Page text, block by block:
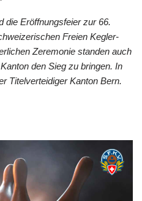
die Eröffnungsfeier zur 66.
Freien Kegler-
Zeremonie standen auch
den Sieg zu bringen. In
Titelverteidiger Kanton Bern.